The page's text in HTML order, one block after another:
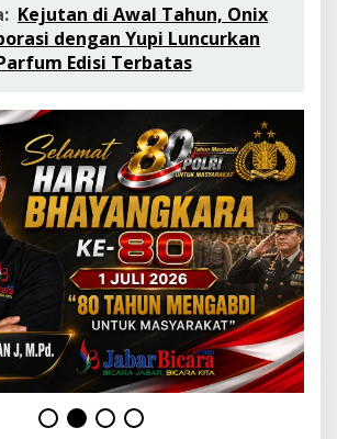
Kejutan di Awal Tahun, Onix
dengan Yupi Luncurkan
Edisi Terbatas